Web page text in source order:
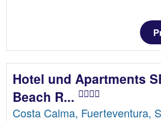
Hotel und Apartments
Beach R...
Costa Calma, Fuerteventura,